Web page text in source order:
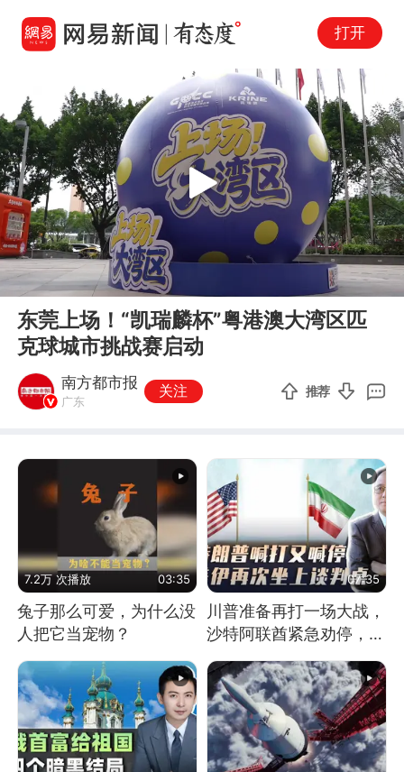
打开
00:00 02:15
Play
东莞上场！“凯瑞麟杯”粤港澳大湾区匹
克球城市挑战赛启动
南方都市报
广东
关注 推荐
7.2万 次播放 03:35
兔子那么可爱，为什么没
人把它当宠物？
07:35
川普准备再打一场大战，
沙特阿联酋紧急劝停，美
伊开启新一轮谈判